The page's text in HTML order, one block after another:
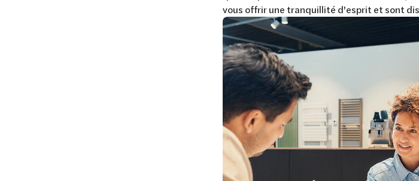
vous offrir une tranquillité d'esprit et sont